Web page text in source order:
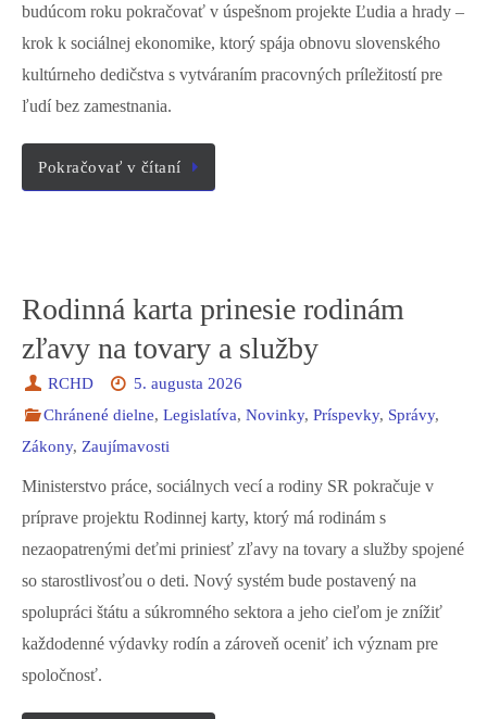
budúcom roku pokračovať v úspešnom projekte Ľudia a hrady –
krok k sociálnej ekonomike, ktorý spája obnovu slovenského
kultúrneho dedičstva s vytváraním pracovných príležitostí pre
ľudí bez zamestnania.
Pokračovať v čítaní
Rodinná karta prinesie rodinám
zľavy na tovary a služby
RCHD
5. augusta 2026
Chránené dielne,Legislatíva,Novinky,Príspevky, Správy,
Zákony, Zaujímavosti
Ministerstvo práce, sociálnych vecí a rodiny SR pokračuje v
príprave projektu Rodinnej karty, ktorý má rodinám s
nezaopatrenými deťmi priniesť zľavy na tovary a služby spojené
so starostlivosťou o deti. Nový systém bude postavený na
spolupráci štátu a súkromného sektora a jeho cieľom je znížiť
každodenné výdavky rodín a zároveň oceniť ich význam pre
spoločnosť.